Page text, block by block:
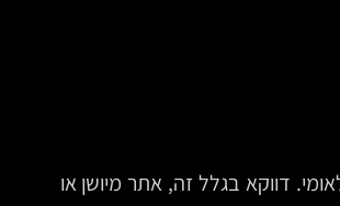
דווקא בגלל זה, אתר מיושן או